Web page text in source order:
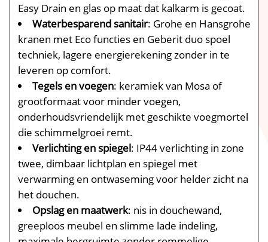
Easy Drain en glas op maat dat kalkarm is gecoat.
Waterbesparend sanitair: Grohe en Hansgrohe
kranen met Eco functies en Geberit duo spoel
techniek, lagere energierekening zonder in te
leveren op comfort.
Tegels en voegen: keramiek van Mosa of
grootformaat voor minder voegen,
onderhoudsvriendelijk met geschikte voegmortel
die schimmelgroei remt.
Verlichting en spiegel: IP44 verlichting in zone
twee, dimbaar lichtplan en spiegel met
verwarming en ontwaseming voor helder zicht na
het douchen.
Opslag en maatwerk: nis in douchewand,
greeploos meubel en slimme lade indeling,